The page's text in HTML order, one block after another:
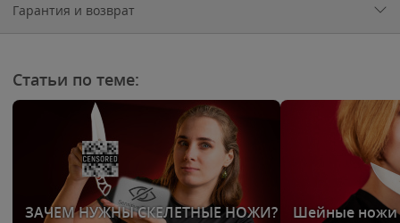
Гарантия и возврат
Статьи по теме:
ЗАЧЕМ НУЖНЫ СКЕЛЕТНЫЕ НОЖИ? Шейные ножи